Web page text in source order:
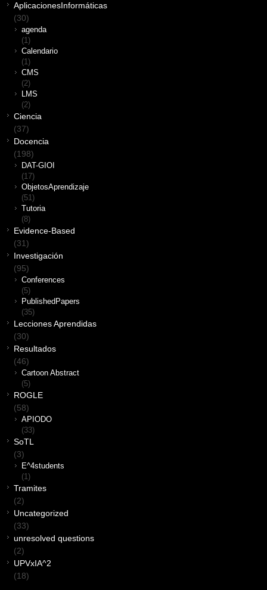
AplicacionesInformáticas
(30)
agenda
(1)
Calendario
(1)
CMS
(2)
LMS
(2)
Ciencia
(37)
Docencia
(198)
DAT-GIOI
(17)
ObjetosAprendizaje
(51)
Tutoria
(8)
Evidence-Based
(31)
Investigación
(95)
Conferences
(5)
PublishedPapers
(35)
Lecciones Aprendidas
(30)
Resultados
(46)
Cartoon Abstract
(5)
ROGLE
(58)
APIODO
(33)
SoTL
(3)
E^4students
(1)
Tramites
(2)
Uncategorized
(33)
unresolved questions
(2)
UPVxIA^2
(18)